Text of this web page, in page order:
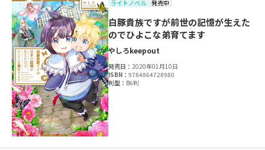
ライトノベル 発売中
白豚貴族ですが前世の記憶が生えた
のでひよこな弟育てます
やしろkeepout
発売日：2020年01月10日
ISBN：9784864728980
判型： B6判